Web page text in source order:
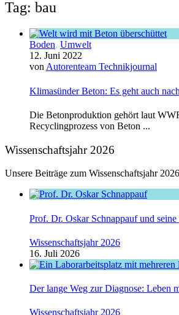
Tag: bau
Boden, Umwelt
12. Juni 2022
von Autorenteam Technikjournal
Klimasünder Beton: Es geht auch
Die Betonproduktion gehört laut
Recyclingprozess von Beton ...
Wissenschaftsjahr 2026
Unsere Beiträge zum Wissenschaftsjahr
Prof. Dr. Oskar Schnappauf und
Wissenschaftsjahr 2026
16. Juli 2026
Der lange Weg zur Diagnose: Leben
Wissenschaftsjahr 2026